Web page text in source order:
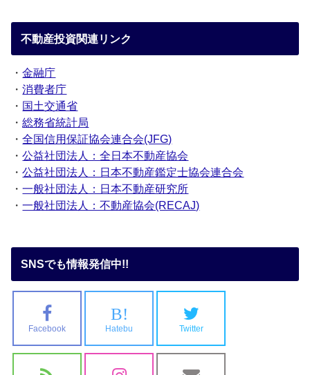
不動産投資関連リンク
・金融庁
・消費者庁
・ 国土交通省
・総務省統計局
・全国信用保証協会連合会(JFG)
・公益社団法人：全日本不動産協会
・公益社団法人：日本不動産鑑定士協会連合会
・一般社団法人：日本不動産研究所
・一般社団法人：不動産協会(RECAJ)
SNSでも情報発信中!!
Facebook
B!
Hatebu Twitter